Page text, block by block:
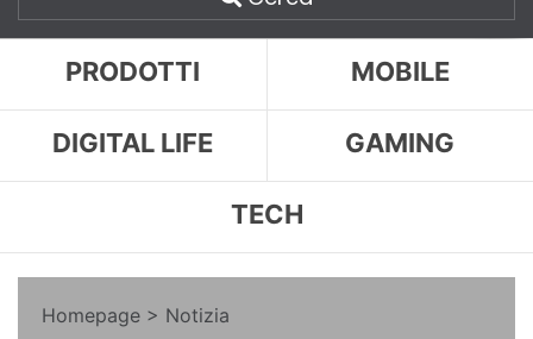
PRODOTTI MOBILE
DIGITAL LIFE GAMING
TECH
Homepage > Notizia